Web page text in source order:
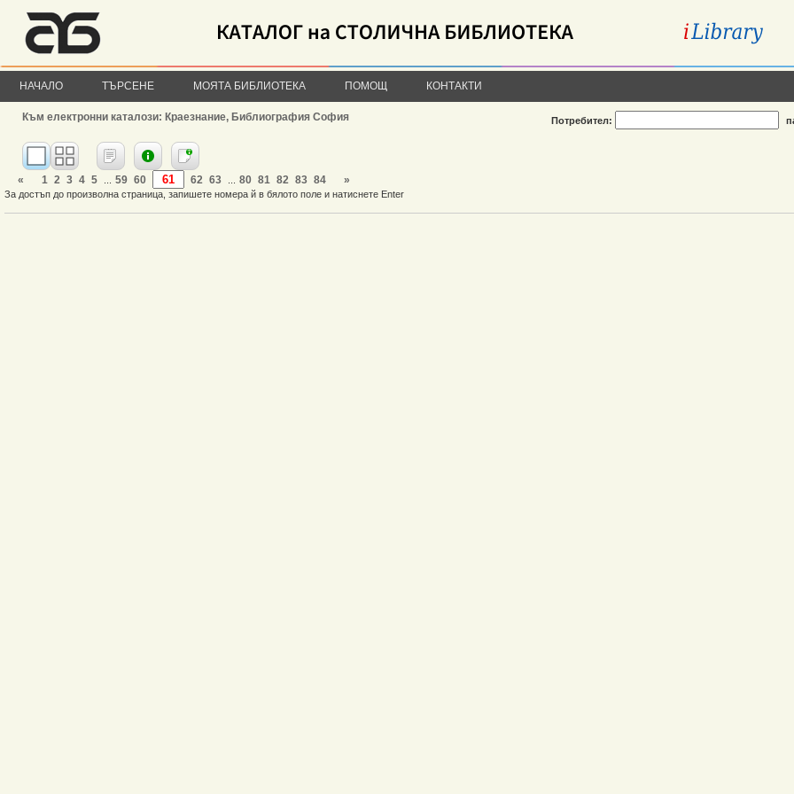
НАЧАЛО ТЪРСЕНЕ МОЯТА БИБЛИОТЕКА ПОМОЩ КОНТАКТИ
Към електронни каталози: Краезнание, Библиография София Потребител:
« 1 2 3 4 5 59 60 62 63 80 81 82 83 84 »
За достъп до произволна страница, запишете номера й в бялото поле и натиснете Enter